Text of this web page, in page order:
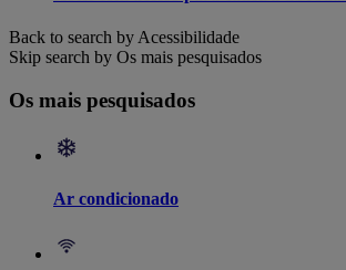
Back to search by Acessibilidade
Skip search by Os mais pesquisados
Os mais pesquisados
Ar condicionado